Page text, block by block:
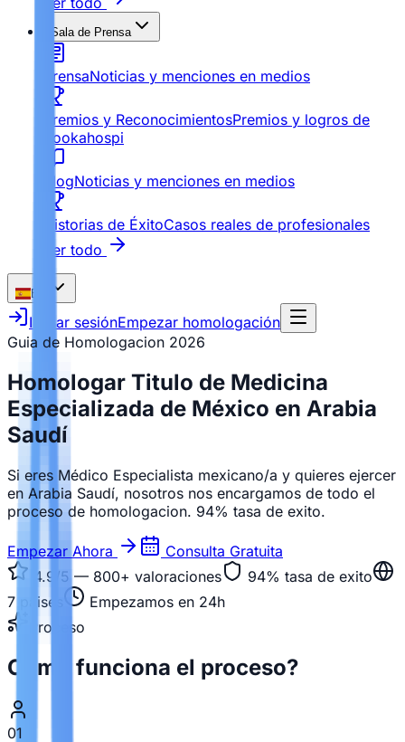
Sala de Prensa
PrensaNoticias y menciones en medios
Premios y ReconocimientosPremios y logros de
Bookahospi
BlogNoticias y menciones en medios
Historias de ÉxitoCasos reales de profesionales
Ver todo
ES
Iniciar sesiónEmpezar homologación
Guia de Homologacion 2026
Homologar Titulo de Medicina
Especializada de México en Arabia
Saudí
Si eres Médico Especialista mexicano/a y quieres ejercer
en Arabia Saudí, nosotros nos encargamos de todo el
proceso de homologacion. 94% tasa de exito.
Empezar Ahora
Consulta Gratuita
4.9/5 — 800+ valoraciones 94% tasa de exito
7
paises
Empezamos en 24h
Proceso
Como funciona el proceso?
01